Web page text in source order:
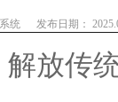
统 发布日期：
解放传